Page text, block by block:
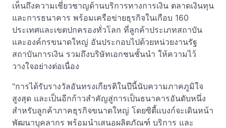
เห็นถึงความเชี่ยวชาญด้านบริการทางการเงิน ตลาดเงินทุน
และการธนาคาร พร้อมเครือข่ายธุรกิจในเกือบ 160
ประเทศและเขตปกครองทั่วโลก ที่ลูกค้าประเภทสถาบัน
และองค์กรขนาดใหญ่ อันประกอบไปด้วยหน่วยงานรัฐ
สถาบันการเงิน รวมถึงบริษัทเอกชนชั้นนำ ให้ความไว้
วางใจอย่างต่อเนื่อง
"การได้รับรางวัลอันทรงเกียรติในปีนี้นับความภาคภูมิใจ
สูงสุด และเป็นอีกก้าวสำคัญสู่การเป็นธนาคารอันดับหนึ่ง
สำหรับลูกค้าภาคธุรกิจขนาดใหญ่ โดยซิตี้แบงก์จะเดินหน้า
พัฒนาบุคลากร พร้อมนำเสนอผลิตภัณฑ์ บริการ และ